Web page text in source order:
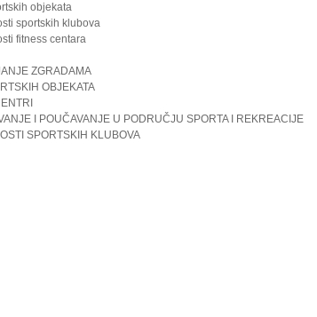
objekata
sportskih klubova
fitness centara
ZGRADAMA
OBJEKATA
I POUČAVANJE U PODRUČJU SPORTA I REKREACIJE
SPORTSKIH KLUBOVA